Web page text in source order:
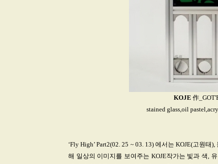
KOJE 作
stained glass,oil
‘Fly High’ Part2(02. 25 ~ 03. 13) 에서는 KOJE(고원
해 일상의 이미지를 보여주는 KOJE작가는 빛과 색,